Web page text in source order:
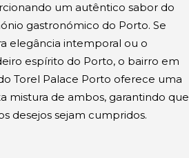
um autêntico sabor do
gastronómico do Porto. Se
elegância intemporal ou o
espírito do Porto, o bairro em
Torel Palace Porto oferece uma
mistura de ambos, garantindo que
desejos sejam cumpridos.